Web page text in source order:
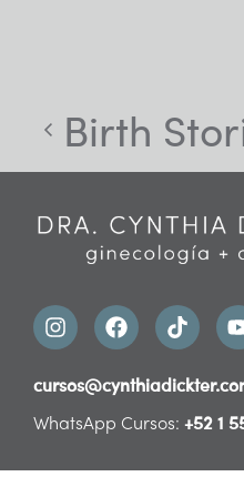
Birth
WhatsApp Cursos: +52 1